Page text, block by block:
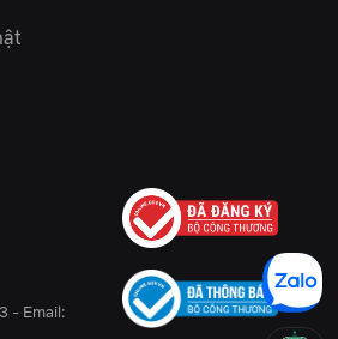
- Email: